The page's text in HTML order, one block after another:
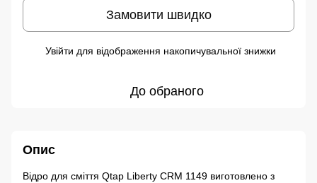
Замовити швидко
Увійти для відображення накопичувальної знижки
До обраного
Опис
Відро для сміття Qtap Liberty CRM 1149 виготовлено з